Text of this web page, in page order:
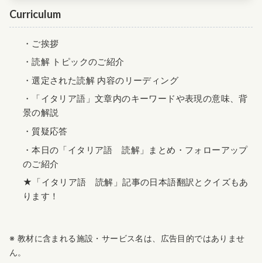
Curriculum
・ご挨拶
・読解 トピックのご紹介
・選定された読解 内容のリーディング
・「イタリア語」文章内のキーワードや表現の意味、背
景の解説
・質疑応答
・本日の「イタリア語 読解」まとめ・フォローアップ
のご紹介
★「イタリア語 読解」記事の日本語翻訳とクイズもあ
ります！
※ 教材に含まれる施設・サービス名は、広告目的ではありませ
ん。